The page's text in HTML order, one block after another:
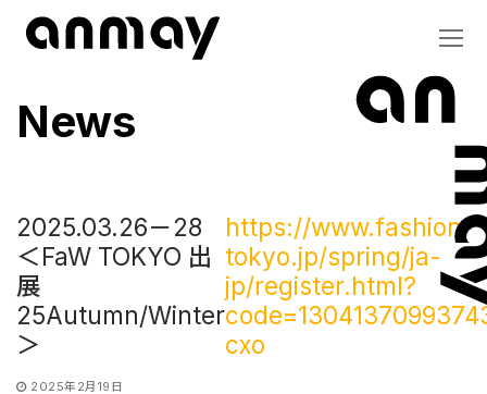
News
2025.03.26－28
＜FaW TOKYO 出
展
25Autumn/Winter
＞
https://www.fashion-
tokyo.jp/spring/ja-
jp/register.html?
cxo
2025年2月19日